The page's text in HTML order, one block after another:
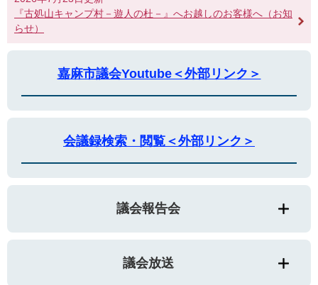
『古処山キャンプ村－遊人の杜－』へお越しのお客様へ（お知
らせ）
嘉麻市議会Youtube＜外部リンク＞
会議録検索・閲覧＜外部リンク＞
議会報告会
議会放送